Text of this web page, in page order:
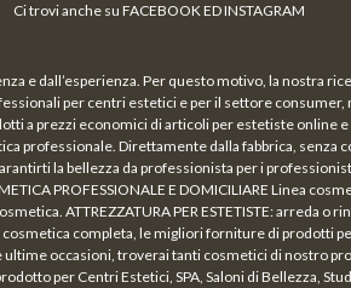
Ci trovi anche su FACEBOOK ED INSTAGRAM
e dall’esperienza. Per questo motivo, la nostra
per centri estetici e per il settore
a prezzi economici di articoli per estetiste online
professionale. Direttamente dalla fabbrica,
la bellezza da professionista per i
PROFESSIONALE E DOMICILIARE Linea
ATTREZZATURA PER ESTETISTE: arreda
cosmetica completa, le migliori forniture di
ultime occasioni, troverai tanti cosmetici di nostro
per Centri Estetici, SPA, Saloni di Bellezza,